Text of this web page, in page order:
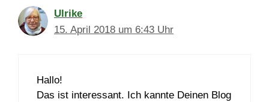
Ulrike
15. April 2018 um 6:43 Uhr
Hallo!
Das ist interessant. Ich kannte Deinen Blog